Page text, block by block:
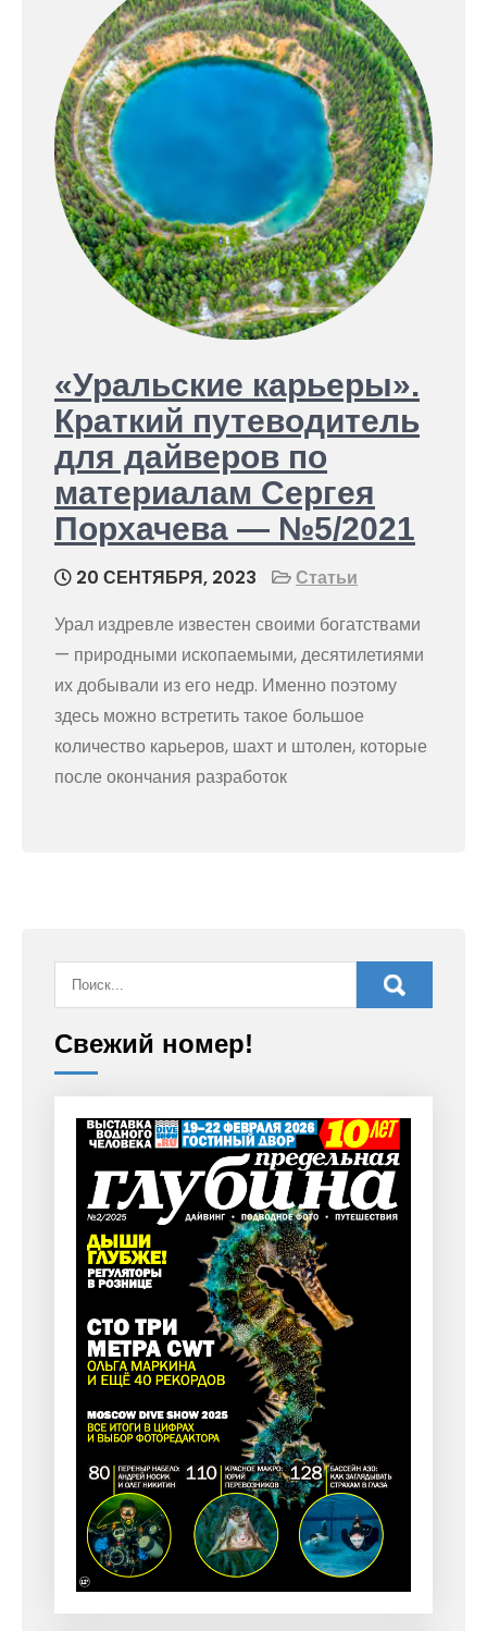
«Уральские карьеры».
Краткий путеводитель
для дайверов по
материалам Сергея
Порхачева — №5/2021
20 СЕНТЯБРЯ, 2023
Статьи
Урал издревле известен своими богатствами
— природными ископаемыми, десятилетиями
их добывали из его недр. Именно поэтому
здесь можно встретить такое большое
количество карьеров, шахт и штолен, которые
после окончания разработок
Свежий номер!